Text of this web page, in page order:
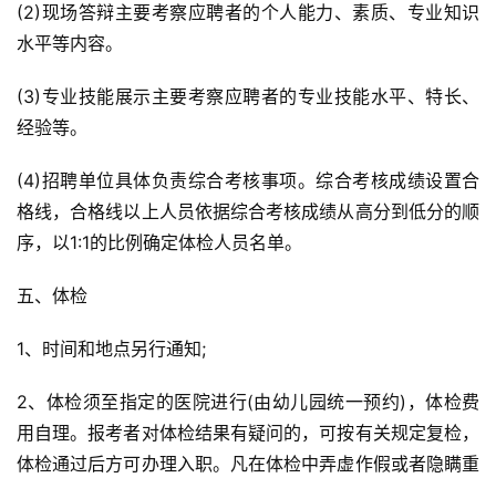
(2)现场答辩主要考察应聘者的个人能力、素质、专业知识
水平等内容。
(3)专业技能展示主要考察应聘者的专业技能水平、特长、
经验等。
(4)招聘单位具体负责综合考核事项。综合考核成绩设置合
格线，合格线以上人员依据综合考核成绩从高分到低分的顺
序，以1:1的比例确定体检人员名单。
五、体检
1、时间和地点另行通知;
2、体检须至指定的医院进行(由幼儿园统一预约)，体检费
用自理。报考者对体检结果有疑问的，可按有关规定复检，
体检通过后方可办理入职。凡在体检中弄虚作假或者隐瞒重